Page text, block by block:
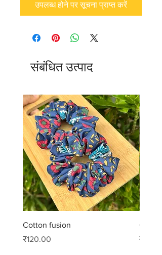
उपलब्ध होने पर सूचना प्राप्त करें
संबंधित उत्पाद
Cotton fusion
मूल्य
₹120.00
मूल्य
₹99.00